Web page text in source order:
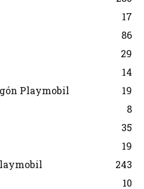
17
86
29
14
Playmobil
19
8
35
19
243
10